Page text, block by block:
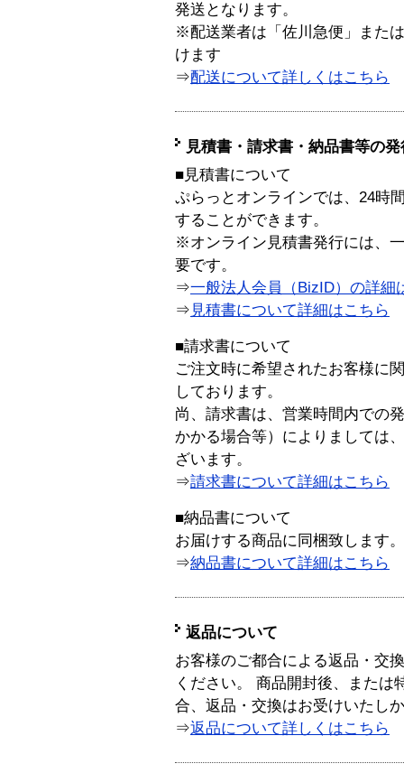
発送となります。
※配送業者は「佐川急便」また
けます
⇒配送について詳しくはこちら
見積書・請求書・納品書等の
■見積書について
ぷらっとオンラインでは、24時
することができます。
※オンライン見積書発行には、
要です。
⇒一般法人会員（BizID）の詳細
⇒ 見積書について詳細はこちら
■請求書について
ご注文時に希望されたお客様に
しております。
尚、請求書は、営業時間内での
かかる場合等）によりましては
ざいます。
⇒請求書について詳細はこちら
■納品書について
お届けする商品に同梱致します。
⇒納品書について詳細はこちら
返品について
お客様のご都合による返品・交
ください。 商品開封後、または
合、返品・交換はお受けいたし
⇒返品について詳しくはこちら